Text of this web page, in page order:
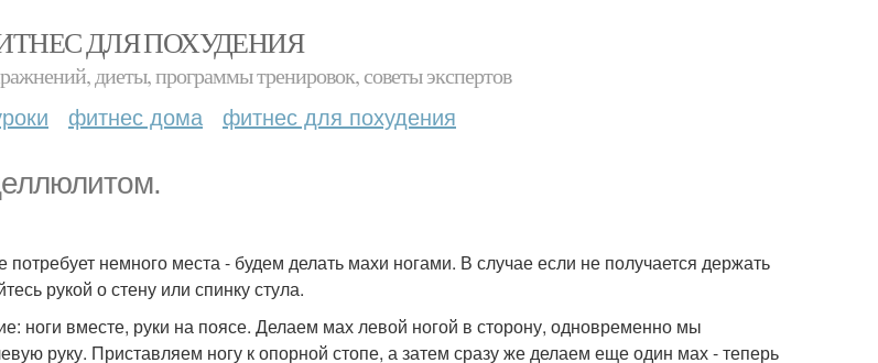
ДЛЯ ПОХУДЕНИЯ
диеты, программы тренировок, советы экспертов
фитнес дома фитнес для похудения
немного места - будем делать махи ногами. В случае если не получается держать
рукой о стену или спинку стула.
ноги вместе, руки на поясе. Делаем мах левой ногой в сторону, одновременно мы
руку. Приставляем ногу к опорной стопе, а затем сразу же делаем еще один мах - теперь